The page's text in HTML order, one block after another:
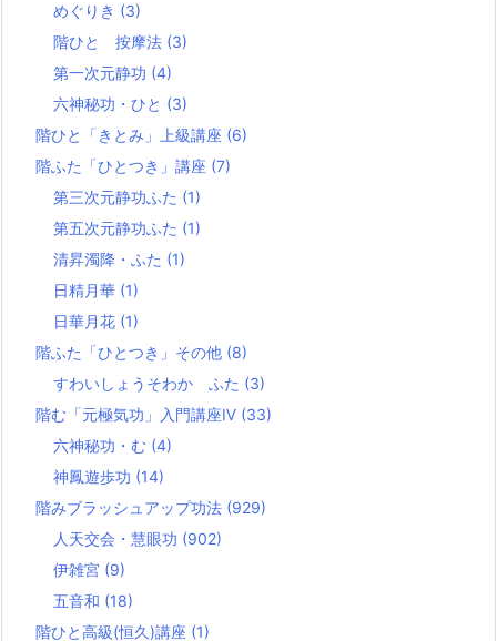
めぐりき (3)
階ひと 按摩法 (3)
第一次元静功 (4)
六神秘功・ひと (3)
階ひと「きとみ」上級講座 (6)
階ふた「ひとつき」講座 (7)
第三次元静功ふた (1)
第五次元静功ふた (1)
清昇濁降・ふた (1)
日精月華 (1)
日華月花 (1)
階ふた「ひとつき」その他 (8)
すわいしょうそわか ふた (3)
階む「元極気功」入門講座Ⅳ (33)
六神秘功・む (4)
神鳳遊歩功 (14)
階みブラッシュアップ功法 (929)
人天交会・慧眼功 (902)
伊雑宮 (9)
五音和 (18)
階ひと高級(恒久)講座 (1)